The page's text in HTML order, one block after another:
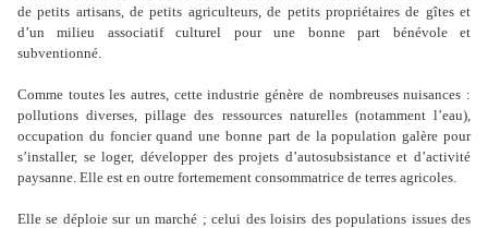
de petits artisans, de petits agriculteurs, de petits propriétaires de gîtes et
d’un milieu associatif culturel pour une bonne part bénévole et
subventionné.
Comme toutes les autres, cette industrie génère de nombreuses nuisances :
pollutions diverses, pillage des ressources naturelles (notamment l’eau),
occupation du foncier quand une bonne part de la population galère pour
s’installer, se loger, développer des projets d’autosubsistance et d’activité
paysanne. Elle est en outre fortemement consommatrice de terres agricoles.
Elle se déploie sur un marché ; celui des loisirs des populations issues des